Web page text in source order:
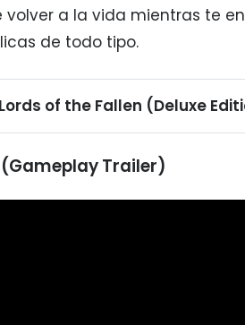
volver a la vida mientras te
de todo tipo.
of the Fallen (Deluxe
Trailer)